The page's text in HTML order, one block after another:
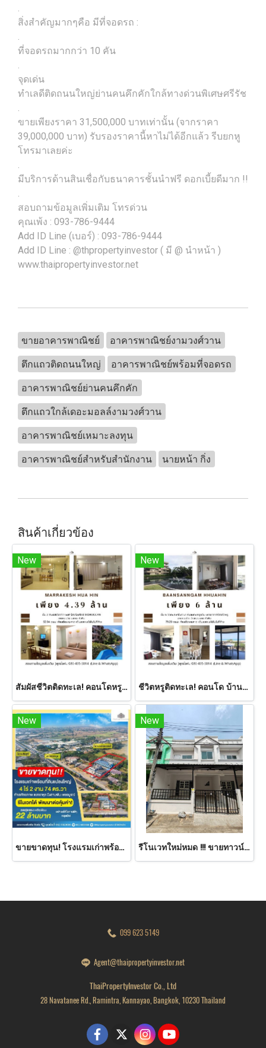
สิ่งสำคัญมากๆคือ มีที่จอดรถ :
ที่จอดรถมากกว่า 10 คัน
จุดเด่น
ทำเลดีติดถนนใหญ่ย่านคนคึกคักใกล้ทางด่วนพิเศษศรีรัช
ขายเพียงราคา 31,500,000 บาทเท่านั้น (จากราคา
39,000,000 บาท) รับรองราคานี้หาไม่ได้อีกแล้ว รีบยกหู
โทรมาเลยค่ะ
มีบริการด้านสินเชื่อกับธนาคารชั้นนำฟรี ดอกเบี้ยดีมาก !!
สอบถามข้อมูลเพิ่มเติม โทรด่วน
คุณเพ้ง : 093-786-9444
Add ID Line (เบอร์) : 093-786-9444
Add ID Line : @thpropertyinvestor ( มี @ นำหน้า )
www.thaipropertyinvestor.net
ขายอาคารพาณิชย์ อาคารพาณิชย์งามวงศ์วาน
ตึกแถวติดถนนใหญ่ อาคารพาณิชย์พร้อมที่จอดรถ
อาคารพาณิชย์ย่านคนคึกคัก
ตึกแถวใกล้เดอะมอลล์งามวงศ์วาน
อาคารพาณิชย์เหมาะลงทุน
อาคารพาณิชย์สำหรับสำนักงาน นายหน้า กิ่ง
สินค้าเกี่ยวข้อง
New
สัมผัสชีวิตติดทะเล! คอนโดหรู Marrakesh Hua Hin 53.94 ตร.ม. ชั้น 2 รีสอร์ตสไตล์ Moroccan ให้ทุกวันเป็นวันพักผ่อน เดินลงชายหาดเพียงไม่กี่ก้าว! รีบจองก่อนพลาด!
New
ชีวิตหรูติดทะเล! คอนโด บ้านแสนงาม หัวหิน 79.29 ตร.ม. ชั้น 6 วิวทะเลพาโนรามา รับลมทะเลทุกวัน บรรยากาศรีสอร์ตหรู รีบเป็นเจ้าของก่อนพลาด!
New
ขายขาดทุน! โรงแรมเก่าพร้อมที่ดินแปลงใหญ่ 4 ไร่ 2 งาน 74 ตร.วา ทำเลศักยภาพ แยกราหุล บึงสามพัน เพชรบูรณ์ โครงสร้างแข็งแรง รีโนเวทได้ทันที ต่อยอดธุรกิจได้หลากหลาย ไม่ว่าจะเป็น โรงแรม รีสอร์ท ศูนย์สัมมนา หรือศูนย์กระจายสินค้า
New
รีโนเวทใหม่หมด !!! ขายทาวน์เฮ้าส์ 2 ชั้น บ้านฟ้ารังสิต คลอง 4 เนื้อที่ 24 ตร.ว. พื้นที่ใช้สอย 120 ตร.ม. พร้อมเข้าอยู่ มีร้านค้ามากมาย หากินง่าย เดินทางสะดวก ใกล้ทางด่วน ใกล้ บีจี สเตเดี้ยม
099 623 5149
Agent@thaipropertyinvestor.net
ThaiPropertyInvestor Co., Ltd
28 Navatanee Rd., Ramintra, Kannayao, Bangkok, 10230 Thailand